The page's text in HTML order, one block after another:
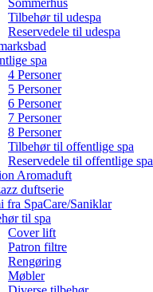
Sommerhus
Tilbehør til udespa
Reservedele til udespa
spa
4 Personer
5 Personer
6 Personer
7 Personer
8 Personer
Tilbehør til offentlige spa
Reservedele til offentlige spa
Aromaduft
duftserie
fra SpaCare/Saniklar
til spa
Cover lift
Patron filtre
Rengøring
Møbler